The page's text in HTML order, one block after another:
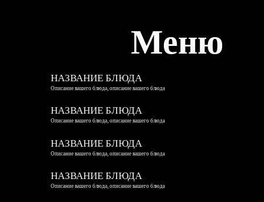
Меню
НАЗВАНИЕ БЛЮДА
Описание вашего блюда, описание вашего блюда
НАЗВАНИЕ БЛЮДА
Описание вашего блюда, описание вашего блюда
НАЗВАНИЕ БЛЮДА
Описание вашего блюда, описание вашего блюда
НАЗВАНИЕ БЛЮДА
Описание вашего блюда, описание вашего блюда